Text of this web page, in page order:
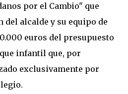
por el Cambio" que
alcalde y su equipo de
euros del presupuesto
infantil que, por
exclusivamente por